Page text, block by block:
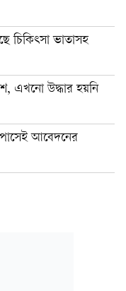
চিকিৎসা ভাতাসহ
এখনো উদ্ধার হয়নি
পাসেই আবেদনের